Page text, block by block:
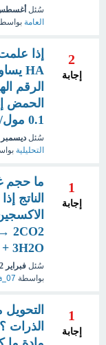
سُئل أغسطس 26،
العامة
2
إجابة
إذا
الرقم
الحمض
0.1 مول/لتر؟
سُئل ديسمبر 23، 2020
التحليلية
1
إجابة
ما حجم
2CO2
+ 3H2O
سُئل فبراير 2، 2021
بواسطة
1
إجابة
الذرات